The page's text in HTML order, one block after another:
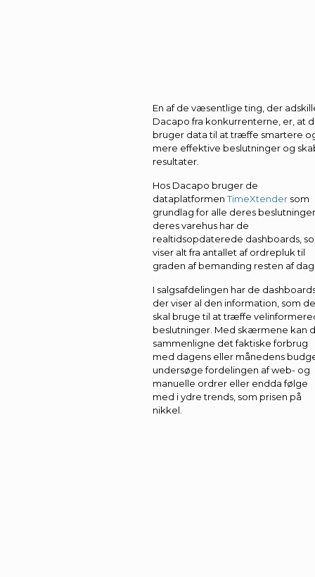
En af de væsentlige ting, der
Dacapo fra konkurrenterne, er, at
bruger data til at træffe smartere
mere effektive beslutninger og
resultater.
Hos Dacapo bruger de
dataplatformenTimeXtender som
grundlag for alle deres
deres varehus har de
realtidsopdaterede dashboards,
viser alt fra antallet af ordrepluk til
graden af bemanding resten af
I salgsafdelingen har de
der viser al den information, som de
skal bruge til at træffe
beslutninger. Med skærmene kan
sammenligne det faktiske forbrug
med dagens eller månedens
undersøge fordelingen af web- og
manuelle ordrer eller endda følge
med i ydre trends, som prisen på
nikkel.